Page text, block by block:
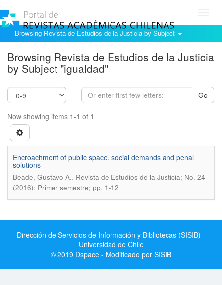
Browsing Revista de Estudios de la Justicia by Subject
Browsing Revista de Estudios de la Justicia
by Subject "igualdad"
Go
Now showing items 1-1 of 1
Encroachment of public space, social demands and penal
solutions
Beade, Gustavo A.. Revista de Estudios de la Justicia; No. 24
(2016): Primer semestre; pp. 1-12
Dirección de Servicios de Información y Bibliotecas (SISIB) -
Universidad de Chile
© 2019 Dspace - Modificado por SISIB